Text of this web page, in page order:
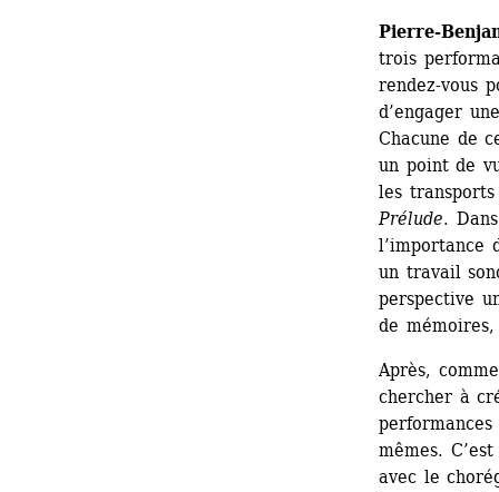
Pierre-
trois
rendez-vous
d’engager
Chacune de
un point de
les
Prélude.
l’importance
un travail
perspective
de mémoires,
Après,
chercher à
mêmes.
avec le